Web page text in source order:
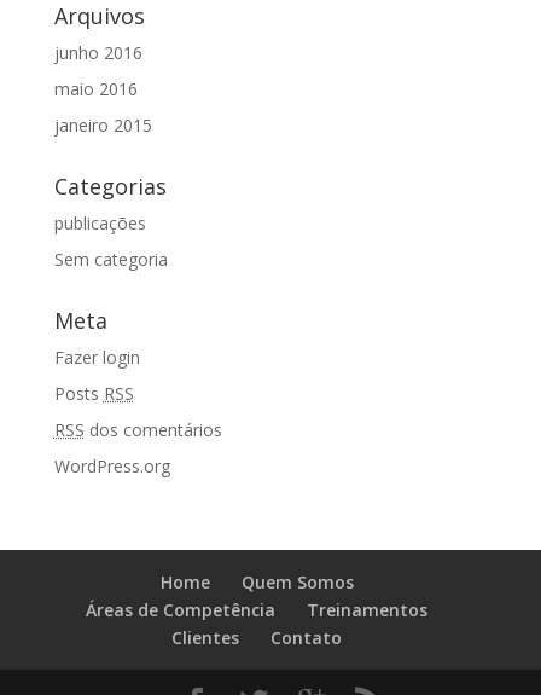
Arquivos
junho 2016
maio 2016
janeiro 2015
Categorias
publicações
Sem categoria
Meta
Fazer login
Posts RSS
RSS dos comentários
WordPress.org
Home
Quem Somos
Áreas de Competência
Treinamentos
Clientes
Contato